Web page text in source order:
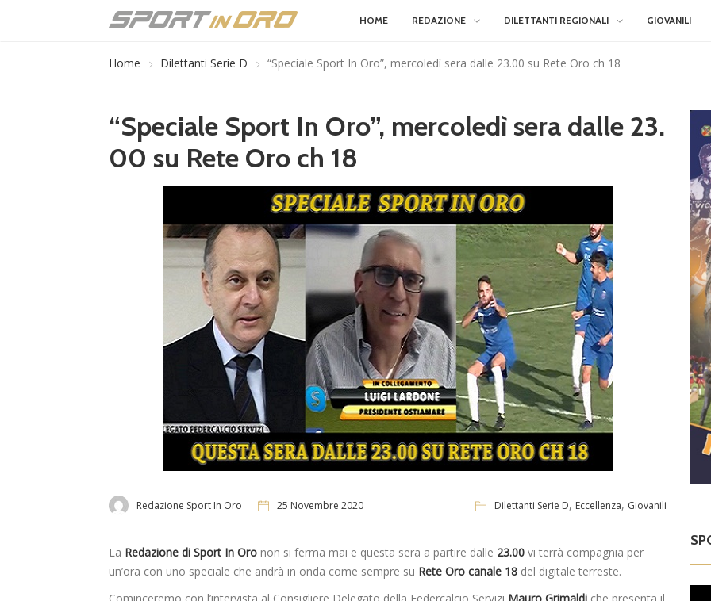
HOME REDAZIONE DILETTANTI REGIONALI GIOVANILI
Home Dilettanti Serie D “Speciale Sport In Oro”, mercoledì sera dalle 23.00 su Rete Oro ch 18
“Speciale Sport In Oro”, mercoledì sera dalle 23.
00 su Rete Oro ch 18
Redazione Sport In Oro 25 Novembre 2020 Dilettanti Serie D, Eccellenza, Giovanili
La Redazione di Sport In Oro non si ferma mai e questa sera a partire dalle 23.00 vi terrà compagnia per
un’ora con uno speciale che andrà in onda come sempre su Rete Oro canale 18 del digitale terreste.